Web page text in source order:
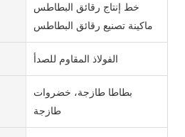
خط إنتاج رقائق البطاطس
ماكينة تصنيع رقائق البطاطس
الفولاذ المقاوم للصدأ
بطاطا طازجة، خضروات
طازجة